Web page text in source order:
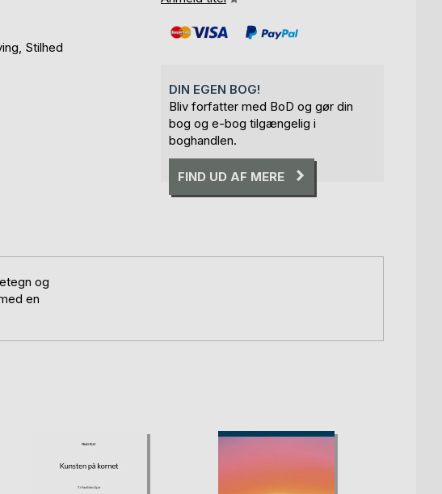
Stilhed
DIN EGEN BOG!
Bliv forfatter med BoD og gør din
bog og e-bog tilgængelig i
boghandlen.
FIND UD AF MERE
og
en